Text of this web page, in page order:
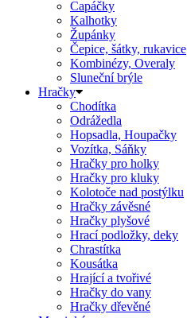
Capáčky
Kalhotky
Župánky
Čepice, šátky, rukavice
Kombinézy, Overaly
Sluneční brýle
Hračky
Chodítka
Odrážedla
Hopsadla, Houpačky
Vozítka, Sáňky
Hračky pro holky
Hračky pro kluky
Kolotoče nad postýlku
Hračky závěsné
Hračky plyšové
Hrací podložky, deky
Chrastítka
Kousátka
Hrající a tvořivé
Hračky do vany
Hračky dřevěné